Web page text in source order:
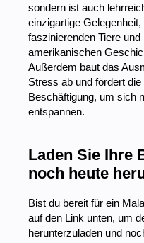
sondern ist auch
einzigartige
faszinierenden Tiere
amerikanischen
Außerdem baut das
Stress ab und fördert
Beschäftigung, um sich
entspannen.
Laden Sie Ihre
noch heute
Bist du bereit für ein
auf den Link unten, um
herunterzuladen und